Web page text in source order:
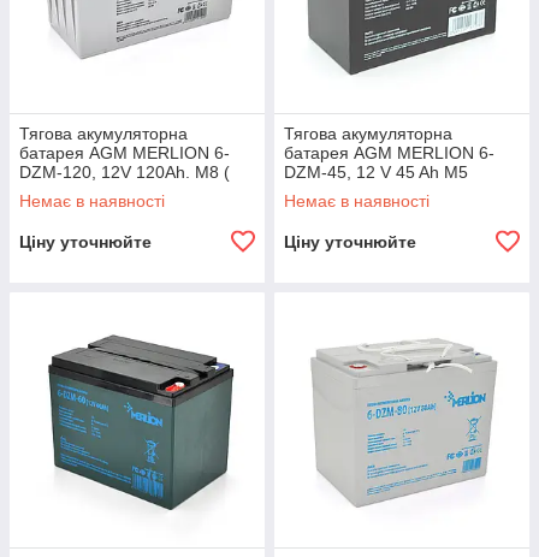
Тягова акумуляторна
батарея AGM MERLION 6-
DZM-120, 12V 120Ah. М8 (
407 x 177 x 225) Q1
Немає в наявності
Ціну уточнюйте
Тягова акумуляторна
батарея AGM MERLION 6-
DZM-45, 12 V 45 Ah M5
(223*121*175) Q2
Немає в наявності
Ціну уточнюйте